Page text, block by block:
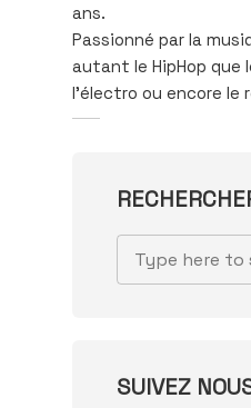
ans.
Passionné par la
autant le HipHop que
l’électro ou encore le
SUIVEZ